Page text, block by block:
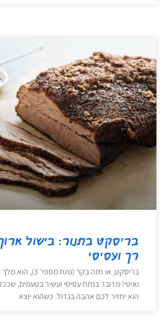
בריסקט בתנור: בישול ארוך
רך ועסיסי
בריסקט, או חזה בקר (נתח מספר 3),
ואיטי! מדובר בנתח עסיסי ועשיר בטעמים, שככל
הוא יחזיר לכם אהבה בגדול. כשהוא יוצא